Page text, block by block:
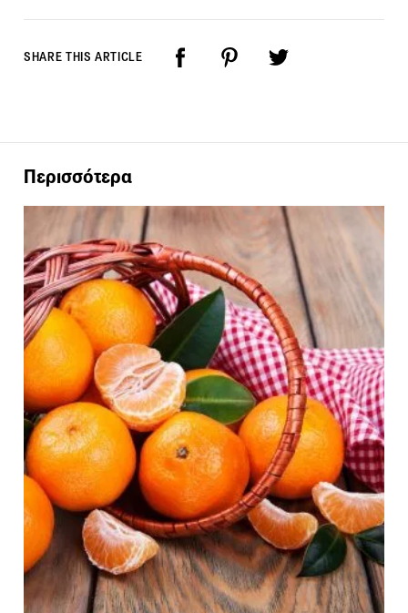
SHARE THIS ARTICLE
Περισσότερα